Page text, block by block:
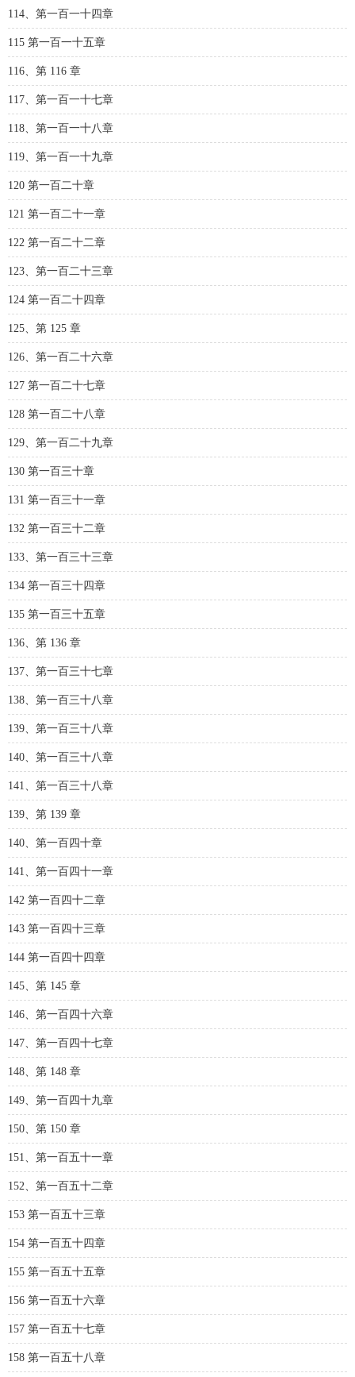
114、第一百一十四章
115 第一百一十五章
116、第 116 章
117、第一百一十七章
118、第一百一十八章
119、第一百一十九章
120 第一百二十章
121 第一百二十一章
122 第一百二十二章
123、第一百二十三章
124 第一百二十四章
125、第 125 章
126、第一百二十六章
127 第一百二十七章
128 第一百二十八章
129、第一百二十九章
130 第一百三十章
131 第一百三十一章
132 第一百三十二章
133、第一百三十三章
134 第一百三十四章
135 第一百三十五章
136、第 136 章
137、第一百三十七章
138、第一百三十八章
139、第一百三十八章
140、第一百三十八章
141、第一百三十八章
139、第 139 章
140、第一百四十章
141、第一百四十一章
142 第一百四十二章
143 第一百四十三章
144 第一百四十四章
145、第 145 章
146、第一百四十六章
147、第一百四十七章
148、第 148 章
149、第一百四十九章
150、第 150 章
151、第一百五十一章
152、第一百五十二章
153 第一百五十三章
154 第一百五十四章
155 第一百五十五章
156 第一百五十六章
157 第一百五十七章
158 第一百五十八章